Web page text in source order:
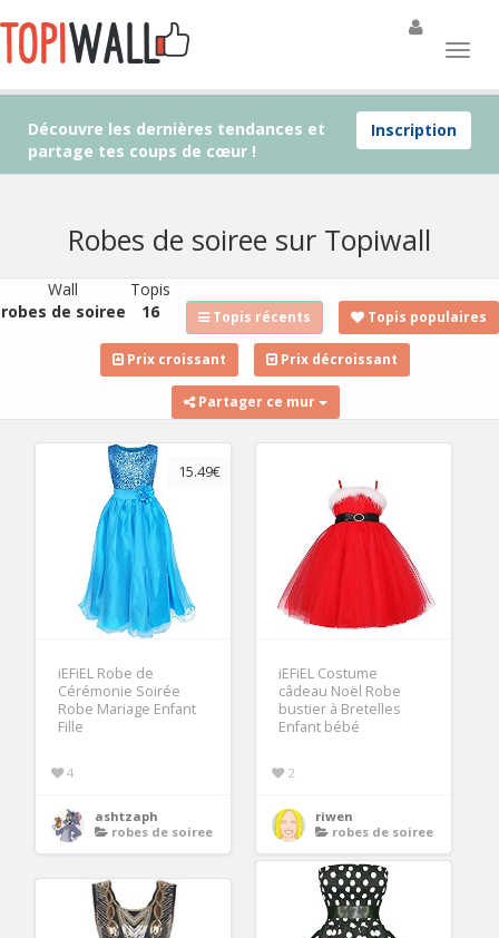
Inscription
Découvre les dernières tendances et
partage tes coups de cœur !
Robes de soiree sur Topiwall
Wall
robes de soiree
Topis
16
Topis récents Topis populaires
Prix croissant Prix décroissant
Partager ce mur
15.49€
iEFiEL Robe de
Cérémonie Soirée
Robe Mariage Enfant
Fille
4
ashtzaph
robes de soiree
iEFiEL Costume
câdeau Noël Robe
bustier à Bretelles
Enfant bébé
2
riwen
robes de soiree